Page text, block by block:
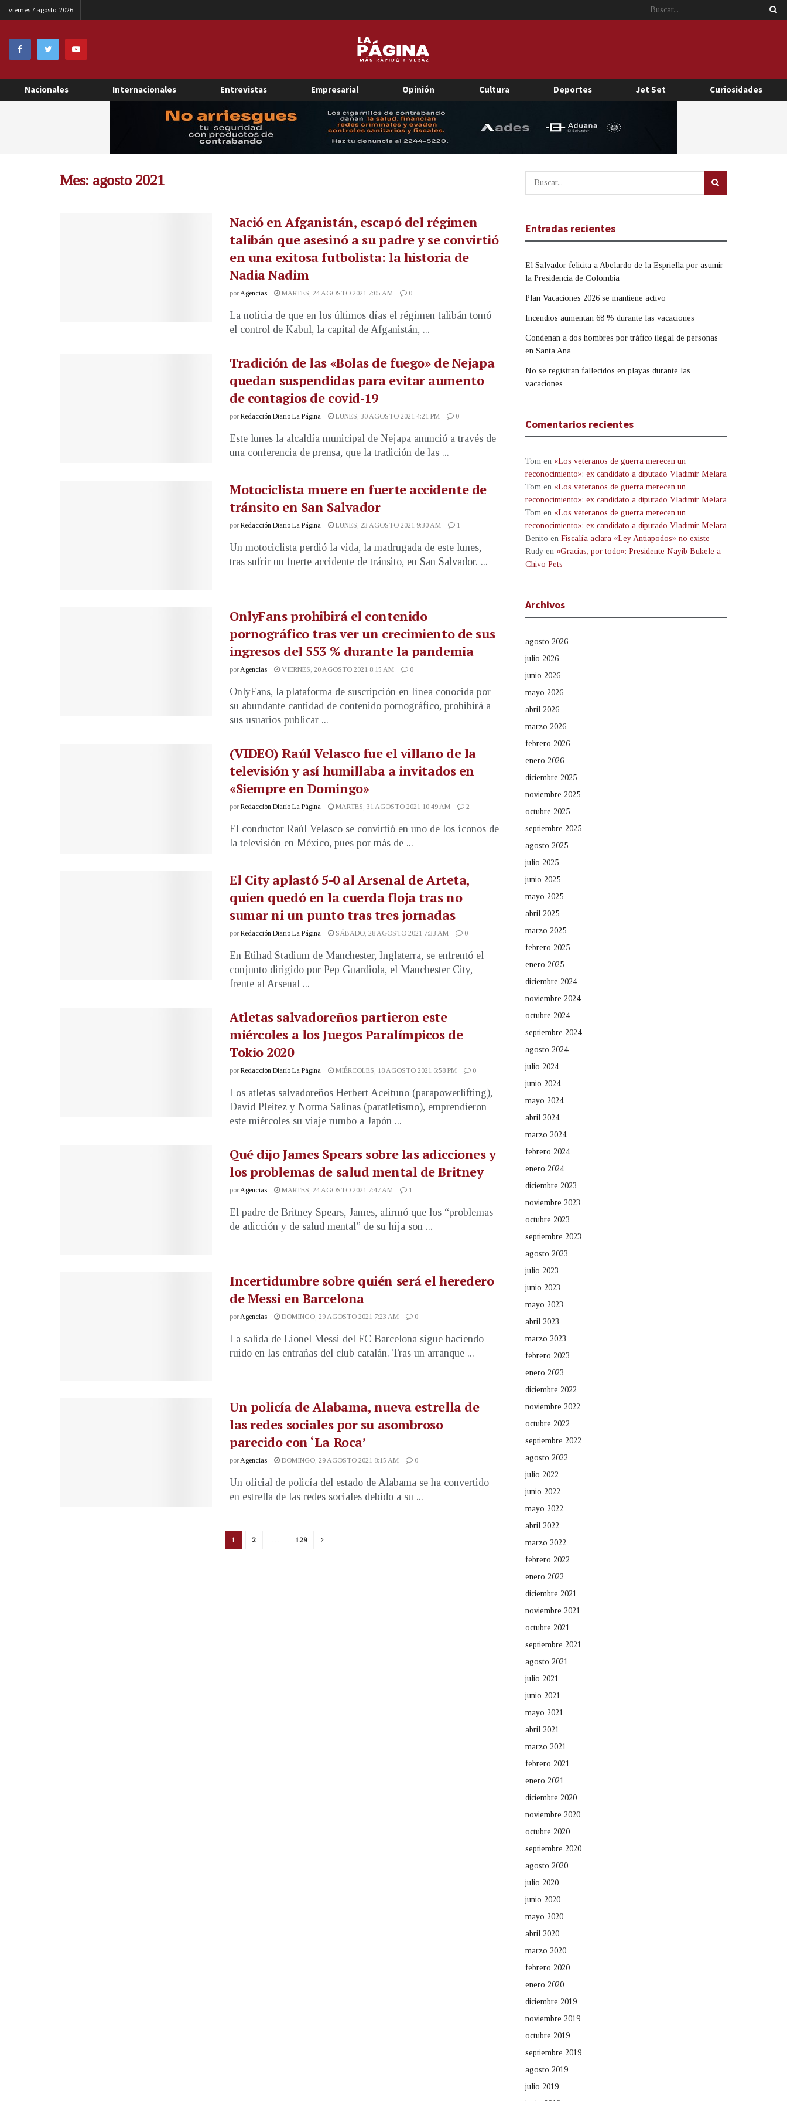
viernes 7 agosto, 2026
Nacionales Internacionales Entrevistas Empresarial Opinión Cultura Deportes Jet Set Curiosidades
Mes: agosto 2021
Nació en Afganistán, escapó del régimen
talibán que asesinó a su padre y se convirtió
en una exitosa futbolista: la historia de
Nadia Nadim
porAgencias MARTES, 24 AGOSTO 2021 7:05 AM 0
La noticia de que en los últimos días el régimen talibán tomó
el control de Kabul, la capital de Afganistán, ...
Tradición de las «Bolas de fuego» de Nejapa
quedan suspendidas para evitar aumento
de contagios de covid-19
por Redacción Diario La Página LUNES, 30 AGOSTO 2021 4:21 PM 0
Este lunes la alcaldía municipal de Nejapa anunció a través de
una conferencia de prensa, que la tradición de las ...
Motociclista muere en fuerte accidente de
tránsito en San Salvador
por Redacción Diario La Página LUNES, 23 AGOSTO 2021 9:30 AM 1
Un motociclista perdió la vida, la madrugada de este lunes,
tras sufrir un fuerte accidente de tránsito, en San Salvador. ...
OnlyFans prohibirá el contenido
pornográfico tras ver un crecimiento de sus
ingresos del 553 % durante la pandemia
por Agencias VIERNES, 20 AGOSTO 2021 8:15 AM 0
OnlyFans, la plataforma de suscripción en línea conocida por
su abundante cantidad de contenido pornográfico, prohibirá a
sus usuarios publicar ...
(VIDEO) Raúl Velasco fue el villano de la
televisión y así humillaba a invitados en
«Siempre en Domingo»
por Redacción Diario La Página MARTES, 31 AGOSTO 2021 10:49 AM 2
El conductor Raúl Velasco se convirtió en uno de los íconos de
la televisión en México, pues por más de ...
El City aplastó 5-0 al Arsenal de Arteta,
quien quedó en la cuerda floja tras no
sumar ni un punto tras tres jornadas
por Redacción Diario La Página SÁBADO, 28 AGOSTO 2021 7:33 AM 0
En Etihad Stadium de Manchester, Inglaterra, se enfrentó el
conjunto dirigido por Pep Guardiola, el Manchester City,
frente al Arsenal ...
Atletas salvadoreños partieron este
miércoles a los Juegos Paralímpicos de
Tokio 2020
por Redacción Diario La Página MIÉRCOLES, 18 AGOSTO 2021 6:58 PM 0
Los atletas salvadoreños Herbert Aceituno (parapowerlifting),
David Pleitez y Norma Salinas (paratletismo), emprendieron
este miércoles su viaje rumbo a Japón ...
Qué dijo James Spears sobre las adicciones y
los problemas de salud mental de Britney
por Agencias MARTES, 24 AGOSTO 2021 7:47 AM 1
El padre de Britney Spears, James, afirmó que los “problemas
de adicción y de salud mental” de su hija son ...
Incertidumbre sobre quién será el heredero
de Messi en Barcelona
por Agencias DOMINGO, 29 AGOSTO 2021 7:23 AM 0
La salida de Lionel Messi del FC Barcelona sigue haciendo
ruido en las entrañas del club catalán. Tras un arranque ...
Un policía de Alabama, nueva estrella de
las redes sociales por su asombroso
parecido con ‘La Roca’
porAgencias DOMINGO, 29 AGOSTO 2021 8:15 AM 0
Un oficial de policía del estado de Alabama se ha convertido
en estrella de las redes sociales debido a su ...
1 2 … 129
Entradas recientes
El Salvador felicita a Abelardo de la Espriella por asumir
la Presidencia de Colombia
Plan Vacaciones 2026 se mantiene activo
Incendios aumentan 68 % durante las vacaciones
Condenan a dos hombres por tráfico ilegal de personas
en Santa Ana
No se registran fallecidos en playas durante las
vacaciones
Comentarios recientes
Tom en «Los veteranos de guerra merecen un
reconocimiento»: ex candidato a diputado Vladimir Melara
Tom en «Los veteranos de guerra merecen un
reconocimiento»: ex candidato a diputado Vladimir Melara
Tom en «Los veteranos de guerra merecen un
reconocimiento»: ex candidato a diputado Vladimir Melara
Benito en Fiscalía aclara «Ley Antiapodos» no existe
Rudy en «Gracias, por todo»: Presidente Nayib Bukele a
Chivo Pets
Archivos
agosto 2026
julio 2026
junio 2026
mayo 2026
abril 2026
marzo 2026
febrero 2026
enero 2026
diciembre 2025
noviembre 2025
octubre 2025
septiembre 2025
agosto 2025
julio 2025
junio 2025
mayo 2025
abril 2025
marzo 2025
febrero 2025
enero 2025
diciembre 2024
noviembre 2024
octubre 2024
septiembre 2024
agosto 2024
julio 2024
junio 2024
mayo 2024
abril 2024
marzo 2024
febrero 2024
enero 2024
diciembre 2023
noviembre 2023
octubre 2023
septiembre 2023
agosto 2023
julio 2023
junio 2023
mayo 2023
abril 2023
marzo 2023
febrero 2023
enero 2023
diciembre 2022
noviembre 2022
octubre 2022
septiembre 2022
agosto 2022
julio 2022
junio 2022
mayo 2022
abril 2022
marzo 2022
febrero 2022
enero 2022
diciembre 2021
noviembre 2021
octubre 2021
septiembre 2021
agosto 2021
julio 2021
junio 2021
mayo 2021
abril 2021
marzo 2021
febrero 2021
enero 2021
diciembre 2020
noviembre 2020
octubre 2020
septiembre 2020
agosto 2020
julio 2020
junio 2020
mayo 2020
abril 2020
marzo 2020
febrero 2020
enero 2020
diciembre 2019
noviembre 2019
octubre 2019
septiembre 2019
agosto 2019
julio 2019